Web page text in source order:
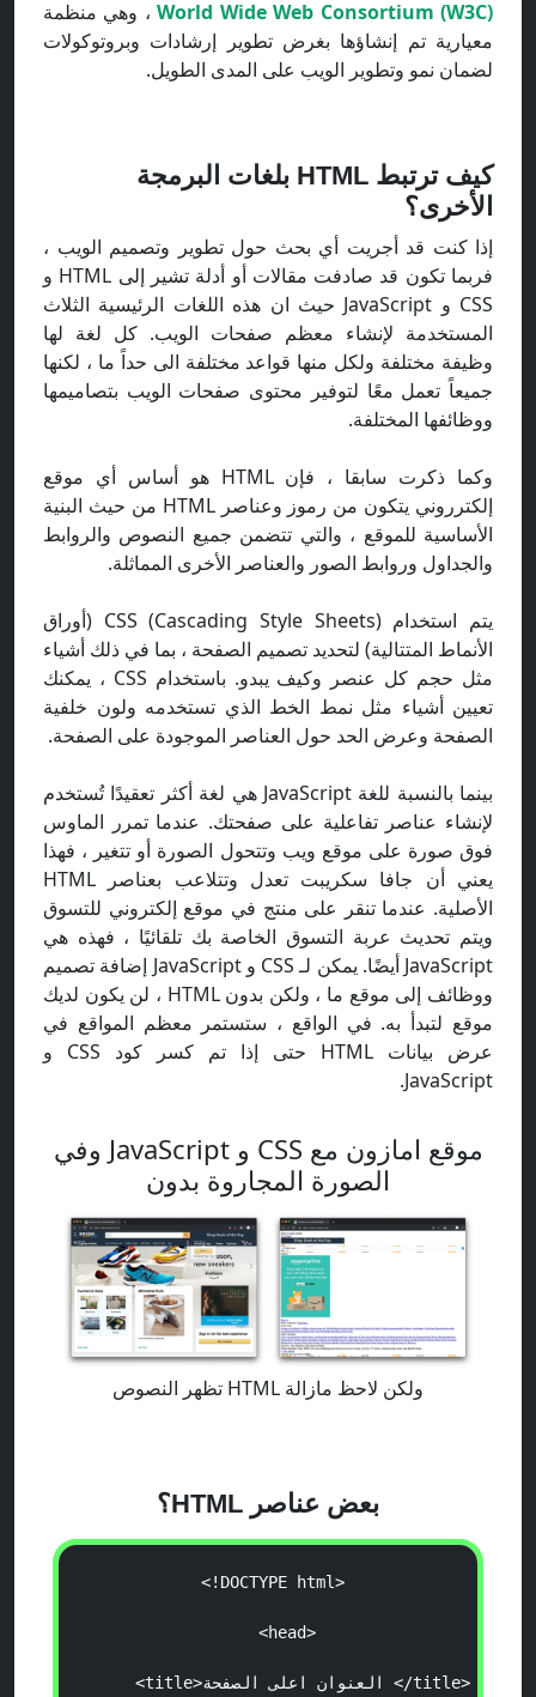
World Wide Web Consortium (W3C)، وهي منظمة
معيارية تم إنشاؤها بغرض تطوير إرشادات وبروتوكولات
لضمان نمو وتطوير الويب على المدى الطويل.
كيف ترتبط HTML بلغات البرمجة
الأخرى؟
إذا كنت قد أجريت أي بحث حول تطوير وتصميم الويب ،
فربما تكون قد صادفت مقالات أو أدلة تشير إلى HTML و
CSS و JavaScript حيث ان هذه اللغات الرئيسية الثلاث
المستخدمة لإنشاء معظم صفحات الويب. كل لغة لها
وظيفة مختلفة ولكل منها قواعد مختلفة الى حداً ما ، لكنها
جميعاً تعمل معًا لتوفير محتوى صفحات الويب بتصاميمها
ووظائفها المختلفة.
وكما ذكرت سابقا ، فإن HTML هو أساس أي موقع
إلكترروني يتكون من رموز وعناصر HTML من حيث البنية
الأساسية للموقع ، والتي تتضمن جميع النصوص والروابط
والجداول وروابط الصور والعناصر الأخرى المماثلة.
يتم استخدام CSS (Cascading Style Sheets) (أوراق
الأنماط المتتالية) لتحديد تصميم الصفحة ، بما في ذلك أشياء
مثل حجم كل عنصر وكيف يبدو. باستخدام CSS ، يمكنك
تعيين أشياء مثل نمط الخط الذي تستخدمه ولون خلفية
الصفحة وعرض الحد حول العناصر الموجودة على الصفحة.
بينما بالنسبة للغة JavaScript هي لغة أكثر تعقيدًا تُستخدم
لإنشاء عناصر تفاعلية على صفحتك. عندما تمرر الماوس
فوق صورة على موقع ويب وتتحول الصورة أو تتغير ، فهذا
يعني أن جافا سكريبت تعدل وتتلاعب بعناصر HTML
الأصلية. عندما تنقر على منتج في موقع إلكتروني للتسوق
ويتم تحديث عربة التسوق الخاصة بك تلقائيًا ، فهذه هي
JavaScript أيضًا. يمكن لـ CSS و JavaScript إضافة تصميم
ووظائف إلى موقع ما ، ولكن بدون HTML ، لن يكون لديك
موقع لتبدأ به. في الواقع ، ستستمر معظم المواقع في
عرض بيانات HTML حتى إذا تم كسر كود CSS و
JavaScript.
موقع امازون مع CSS و JavaScript وفي
الصورة المجاروة بدون
ولكن لاحظ مازالة HTML تظهر النصوص
بعض عناصر HTML؟
   <!DOCTYPE html>
      <head>
        <title>
العنوان اعلى الصفحة </title>